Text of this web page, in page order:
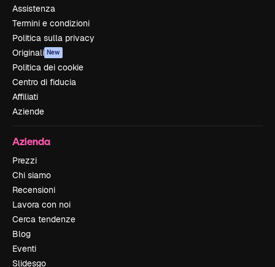
Assistenza
Termini e condizioni
Politica sulla privacy
Originali New
Politica dei cookie
Centro di fiducia
Affiliati
Aziende
Azienda
Prezzi
Chi siamo
Recensioni
Lavora con noi
Cerca tendenze
Blog
Eventi
Slidesgo